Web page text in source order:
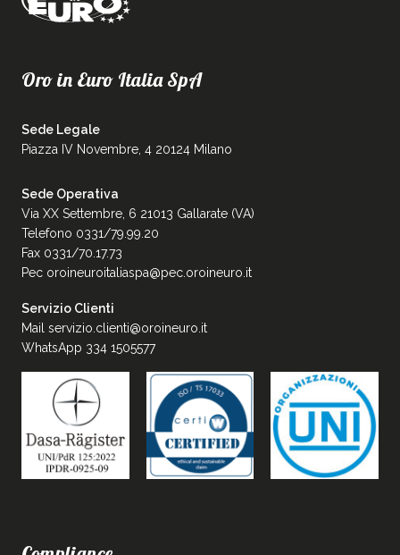
Oro in Euro Italia SpA
Sede Legale
Piazza IV Novembre, 4 20124 Milano
Sede Operativa
Via XX Settembre, 6 21013 Gallarate (VA)
Telefono 0331/79.99.20
Fax 0331/70.17.73
Pec oroineuroitaliaspa@pec.oroineuro.it
Servizio Clienti
Mail servizio.clienti@oroineuro.it
WhatsApp 334 1505577